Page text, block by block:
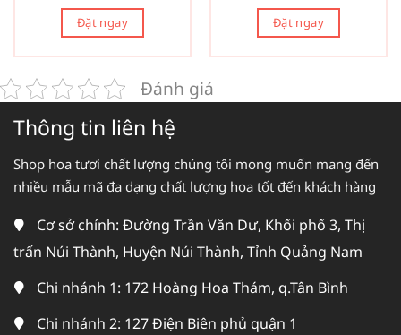
Đặt ngay Đặt ngay
Đánh giá
Thông tin liên hệ
Shop hoa tươi chất lượng chúng tôi mong muốn mang đến
nhiều mẫu mã đa dạng chất lượng hoa tốt đến khách hàng
Cơ sở chính: Đường Trần Văn Dư, Khối phố 3, Thị
trấn Núi Thành, Huyện Núi Thành, Tỉnh Quảng Nam
Chi nhánh 1: 172 Hoàng Hoa Thám, q.Tân Bình
Chi nhánh 2: 127 Điện Biên phủ quận 1